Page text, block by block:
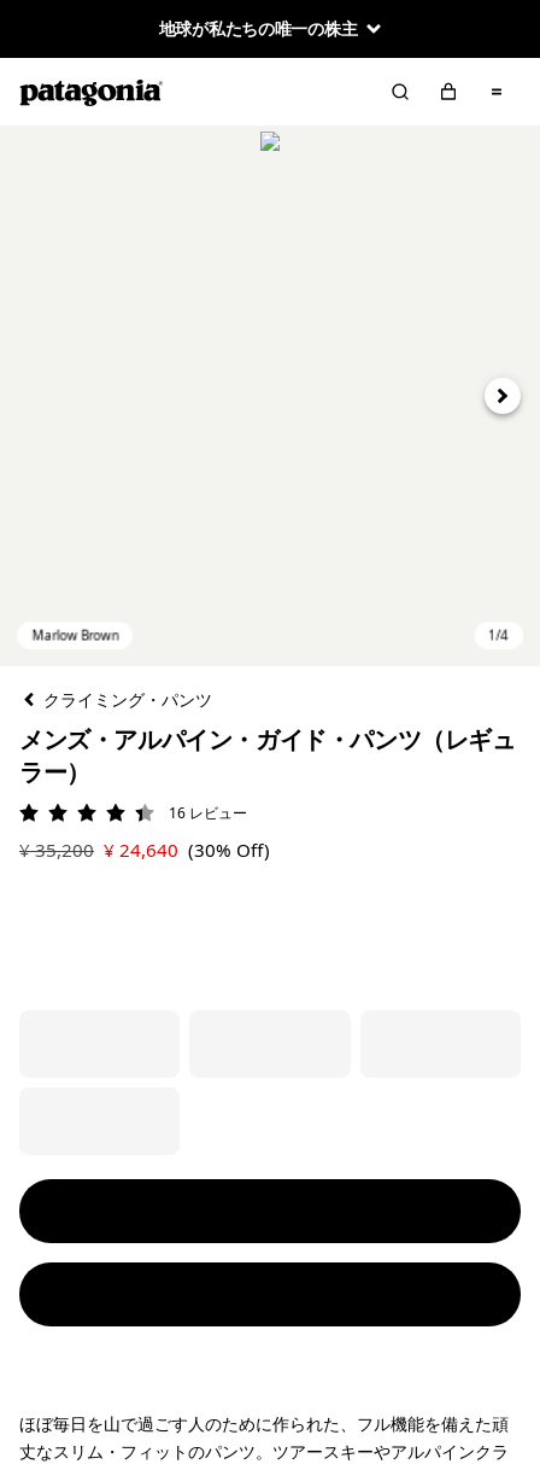
地球が私たちの唯一の株主
次へ
クライミング・パンツ
メンズ・アルパイン・ガイド・パンツ（レギュ
ラー）
評価: 4.4 / 5
16 レビュー
¥ 35,200 ¥ 24,640 (30% Off)
ほぼ毎日を山で過ごす人のために作られた、フル機能を備えた頑
丈なスリム・フィットのパンツ。ツアースキーやアルパインクラ